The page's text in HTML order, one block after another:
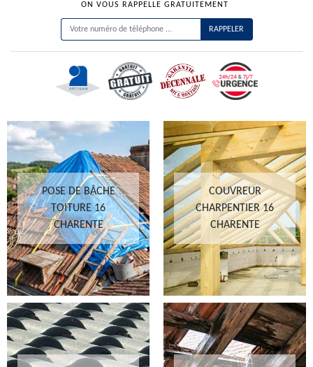
ON VOUS RAPPELLE GRATUITEMENT
POSE DE BÂCHE
TOITURE 16
CHARENTE
COUVREUR
CHARPENTIER 16
CHARENTE